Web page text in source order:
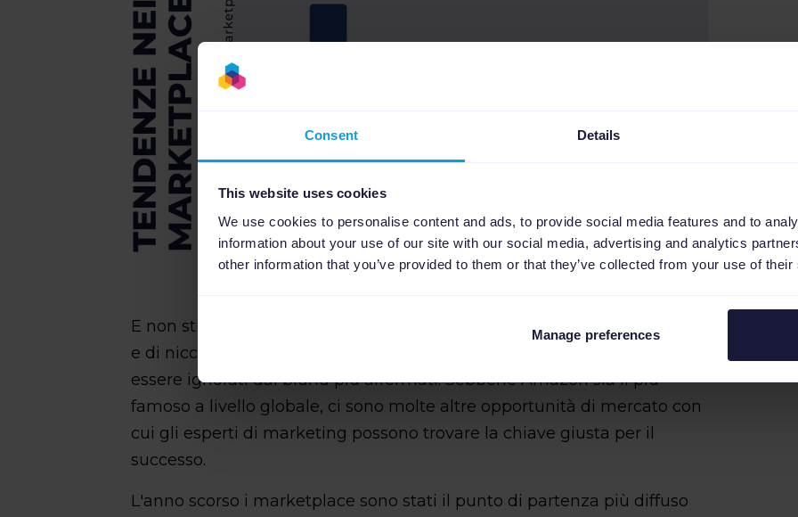
Consent Details
This website uses cookies
We use cookies to personalise content and ads, to provide social media features and to
information about your use of our site with our social media, advertising and analytics
other information that you’ve provided to them or that they’ve collected from your use of
Manage preferences
E non stiamo parlando solo di Amazon ed eBay. I marketplace verticali
e di nicchia si stanno moltiplicando e hanno avuto troppo successo per
essere ignorati dai brand più affermati. Sebbene Amazon sia il più
famoso a livello globale, ci sono molte altre opportunità di mercato con
cui gli esperti di marketing possono trovare la chiave giusta per il
successo.
L'anno scorso i marketplace sono stati il punto di partenza più diffuso